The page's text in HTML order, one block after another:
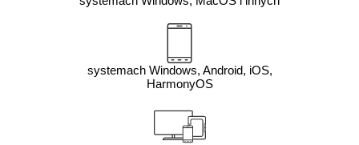
systemach Windows, Android, iOS,
HarmonyOS